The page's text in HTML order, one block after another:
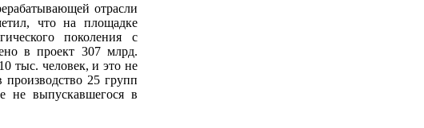
отрасли
что на площадке
поколения с
в проект 307 млрд.
тыс. человек, и это не
25 групп
не выпускавшегося в